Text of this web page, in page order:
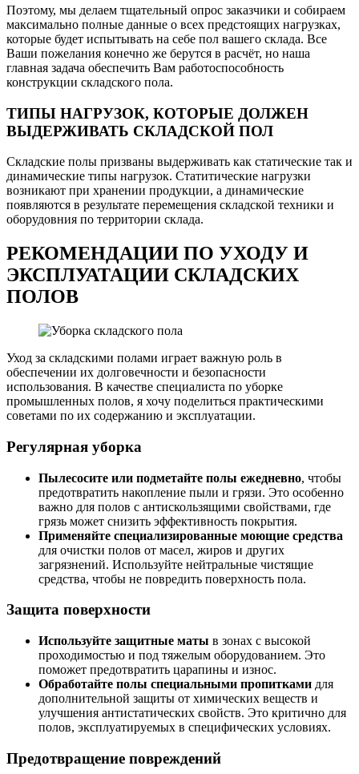
Поэтому, мы делаем тщательный опрос заказчики и собираем
максимально полные данные о всех предстоящих нагрузках,
которые будет испытывать на себе пол вашего склада. Все
Ваши пожелания конечно же берутся в расчёт, но наша
главная задача обеспечить Вам работоспособность
конструкции складского пола.
ТИПЫ НАГРУЗОК, КОТОРЫЕ ДОЛЖЕН
ВЫДЕРЖИВАТЬ СКЛАДСКОЙ ПОЛ
Складские полы призваны выдерживать как статические так и
динамические типы нагрузок. Статитические нагрузки
возникают при хранении продукции, а динамические
появляются в результате перемещения складской техники и
оборудовния по территории склада.
РЕКОМЕНДАЦИИ ПО УХОДУ И
ЭКСПЛУАТАЦИИ СКЛАДСКИХ
ПОЛОВ
Уход за складскими полами играет важную роль в
обеспечении их долговечности и безопасности
использования. В качестве специалиста по уборке
промышленных полов, я хочу поделиться практическими
советами по их содержанию и эксплуатации.
Регулярная уборка
Пылесосите или подметайте полы ежедневно, чтобы
предотвратить накопление пыли и грязи. Это особенно
важно для полов с антискользящими свойствами, где
грязь может снизить эффективность покрытия.
Применяйте специализированные моющие средства
для очистки полов от масел, жиров и других
загрязнений. Используйте нейтральные чистящие
средства, чтобы не повредить поверхность пола.
Защита поверхности
Используйте защитные маты в зонах с высокой
проходимостью и под тяжелым оборудованием. Это
поможет предотвратить царапины и износ.
Обработайте полы специальными пропитками для
дополнительной защиты от химических веществ и
улучшения антистатических свойств. Это критично для
полов, эксплуатируемых в специфических условиях.
Предотвращение повреждений